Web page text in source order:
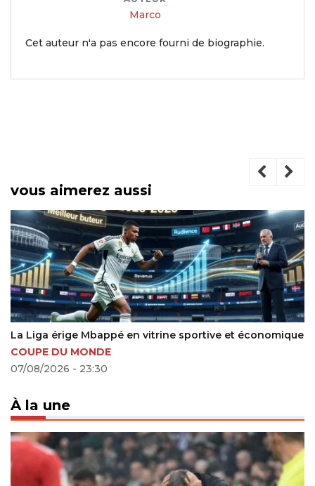
Marco
Cet auteur n'a pas encore fourni de biographie.
vous aimerez aussi
Mercato : le SC Braga pose ses conditions pour
partir Simon Banza
22/07/2024 - 19:14
À la une